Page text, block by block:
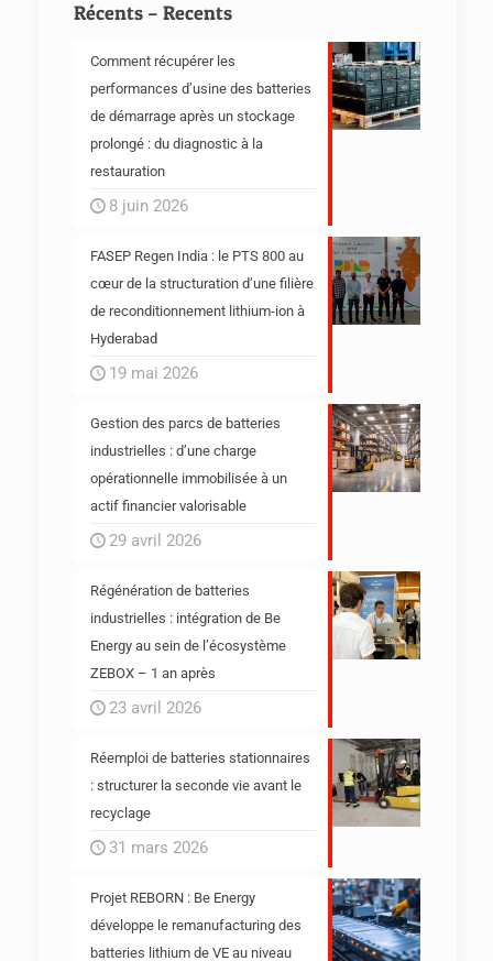
Récents – Recents
Comment récupérer les
performances d’usine des batteries
de démarrage après un stockage
prolongé : du diagnostic à la
restauration
8 juin 2026
FASEP Regen India : le PTS 800 au
cœur de la structuration d’une filière
de reconditionnement lithium-ion à
Hyderabad
19 mai 2026
Gestion des parcs de batteries
industrielles : d’une charge
opérationnelle immobilisée à un
actif financier valorisable
29 avril 2026
Régénération de batteries
industrielles : intégration de Be
Energy au sein de l’écosystème
ZEBOX – 1 an après
23 avril 2026
Réemploi de batteries stationnaires
: structurer la seconde vie avant le
recyclage
31 mars 2026
Projet REBORN : Be Energy
développe le remanufacturing des
batteries lithium de VE au niveau